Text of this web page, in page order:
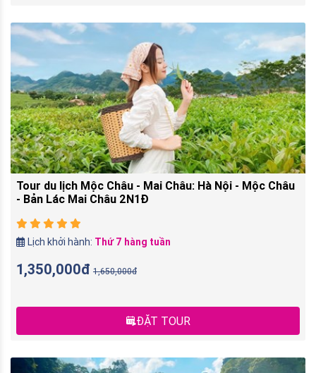
Tour du lịch Mộc Châu - Mai Châu: Hà Nội - Mộc Châu
- Bản Lác Mai Châu 2N1Đ
Lịch khởi hành: Thứ 7 hàng tuần
1,350,000đ 1,650,000đ
ĐẶT TOUR